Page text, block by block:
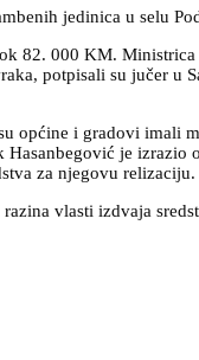
jedinica u selu
82. 000 KM.
potpisali su jučer u
općine i gradovi imali
je
za njegovu relizaciju.
vlasti izdvaja